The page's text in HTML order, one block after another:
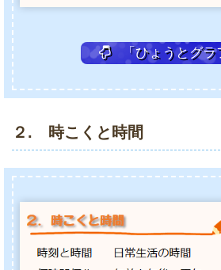
「ひょうとグ
２. 時こくと時間